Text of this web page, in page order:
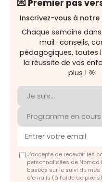
💌 Premier pas
Inscrivez-vous à
Chaque semaine
mail : conseils,
pédagogiques, toutes
la réussite de vos
plus ! 🎯
J'accepte de recevoir les
personnalisées de Nomad
basées sur le suivi de mes
d'emails (à l’aide de